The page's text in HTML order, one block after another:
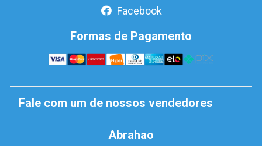
Facebook
Formas de Pagamento
Fale com um de nossos vendedores
Abrahao